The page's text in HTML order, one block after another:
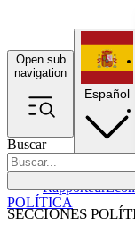
Open sub
navigation
Buscar
SECCIONES
Rapporteur
Español
POLÍTICA